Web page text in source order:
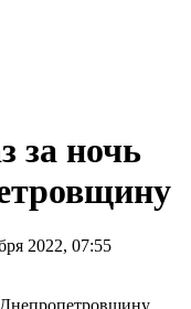
за ночь
2022, 07:55